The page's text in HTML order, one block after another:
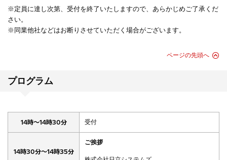
※定員に達し次第、受付を終了いたしますので、あらかじめご了承くだ
さい。
※同業他社などはお断りさせていただく場合がございます。
ページの先頭へ
プログラム
14時～14時30分 受付
14時30分～14時35分
ご挨拶